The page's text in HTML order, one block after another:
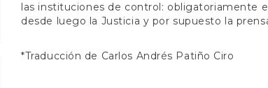
las instituciones de control: obligatoriamente
desde luego la Justicia y por supuesto la
*Traducción de Carlos Andrés Patiño Ciro